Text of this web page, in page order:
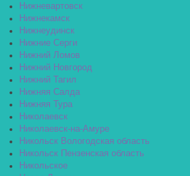
Нижневартовск
Нижнекамск
Нижнеудинск
Нижние Серги
Нижний Ломов
Нижний Новгород
Нижний Тагил
Нижняя Салда
Нижняя Тура
Николаевск
Николаевск-на-Амуре
Никольск Вологодская область
Никольск Пензенская область
Никольское